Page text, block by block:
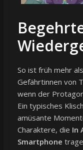
So ist früh mehr
Gefährtinnen von
wenn der
Ein typisches
amüsante
Charaktere, die In
Smartphone